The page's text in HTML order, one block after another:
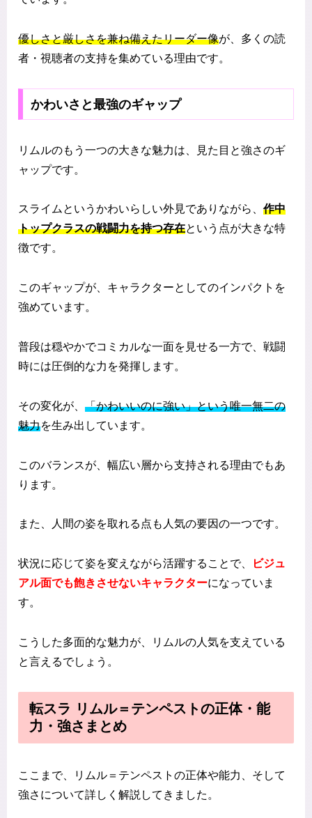
優しさと厳しさを兼ね備えたリーダー像が、多くの読
者・視聴者の支持を集めている理由です。
かわいさと最強のギャップ
リムルのもう一つの大きな魅力は、見た目と強さのギ
ャップです。
スライムというかわいらしい外見でありながら、 作中
トップクラスの戦闘力を持つ存在という点が大きな特
徴です。
このギャップが、キャラクターとしてのインパクトを
強めています。
普段は穏やかでコミカルな一面を見せる一方で、戦闘
時には圧倒的な力を発揮します。
その変化が、 「かわいいのに強い」という唯一無二の
魅力を生み出しています。
このバランスが、幅広い層から支持される理由でもあ
ります。
また、人間の姿を取れる点も人気の要因の一つです。
状況に応じて姿を変えながら活躍することで、
ビジュ
アル面でも飽きさせないキャラクターになっていま
す。
こうした多面的な魅力が、リムルの人気を支えている
と言えるでしょう。
転スラ リムル＝テンペストの正体・能
力・強さまとめ
ここまで、リムル＝テンペストの正体や能力、そして
強さについて詳しく解説してきました。